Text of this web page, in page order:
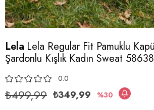
Lela Lela Regular Fit Pamuklu
Şardonlu Kışlık Kadın Sweat
0.0
₺499,99 ₺349,99 30